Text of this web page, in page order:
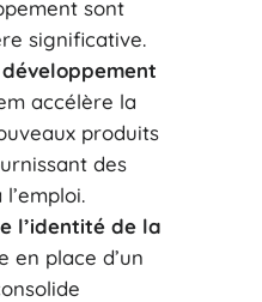
sont
significative.
accélère la
produits
des
l’identité de la
en place d’un